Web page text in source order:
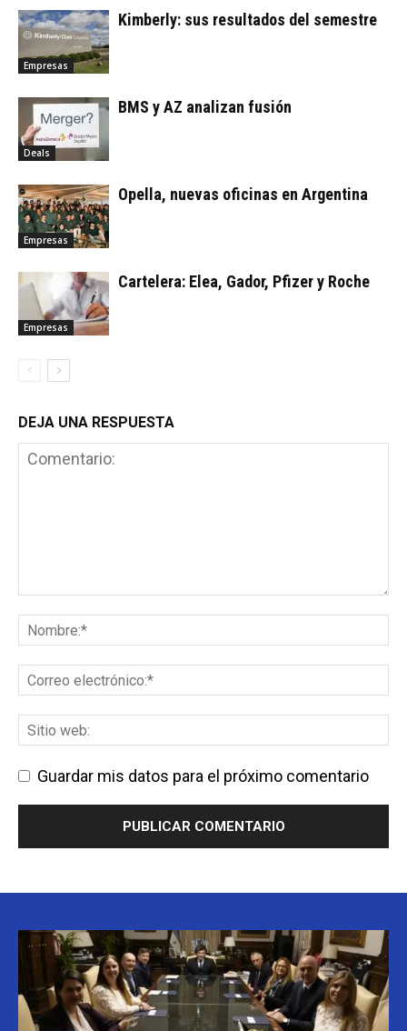
Empresas
Kimberly: sus resultados del semestre
Deals
BMS y AZ analizan fusión
Empresas
Opella, nuevas oficinas en Argentina
Empresas
Cartelera: Elea, Gador, Pfizer y Roche
DEJA UNA RESPUESTA
Guardar mis datos para el próximo comentario